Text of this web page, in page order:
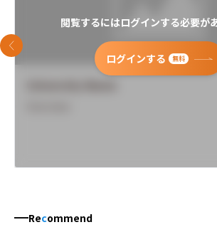
閲覧するにはログインする必要が
ログインする 無料
前のスライド
Recommend